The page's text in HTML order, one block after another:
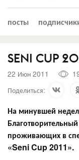
посты
SENI CUP
22 Июн 2011
Поделиться:
На минувшей
проживающих в
«Seni Cup 2011».